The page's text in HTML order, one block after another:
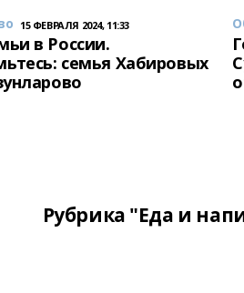
15 ФЕВРАЛЯ 2024, 11:33
в России.
семья Хабировых
Рубрика "Еда и